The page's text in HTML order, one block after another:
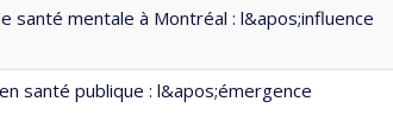
santé mentale à Montréal : l&apos;influence
santé publique : l&apos;émergence